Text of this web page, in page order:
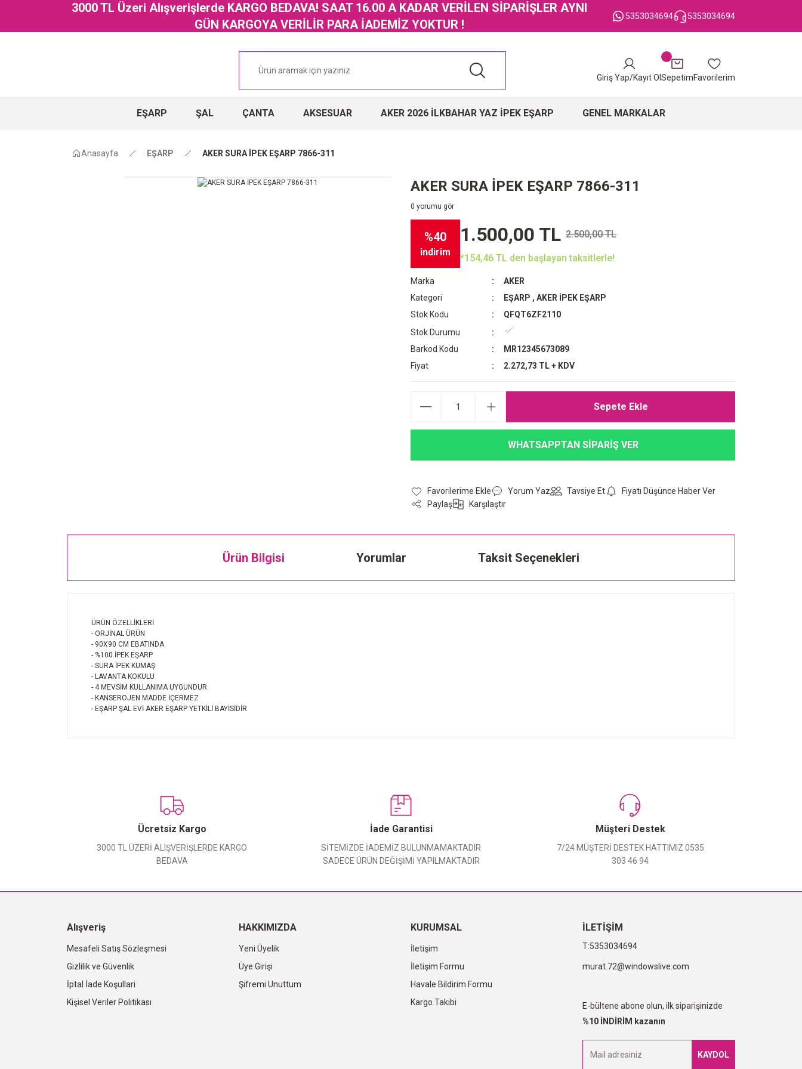
3000 TL Üzeri Alışverişlerde KARGO BEDAVA! SAAT 16.00 A KADAR VERİLEN SİPARİŞLER AYNI
GÜN KARGOYA VERİLİR PARA İADEMİZ YOKTUR !
5353034694 5353034694
Giriş Yap/Kayıt Ol SepetimFavorilerim
EŞARP ŞAL ÇANTA AKSESUAR AKER 2026 İLKBAHAR YAZ İPEK EŞARP GENEL MARKALAR
Anasayfa EŞARP AKER SURA İPEK EŞARP 7866-311
AKER SURA İPEK EŞARP 7866-311
0 yorumu gör
%40
indirim
1.500,00 TL 2.500,00 TL
*154,46 TL den başlayan taksitlerle!
Marka
AKER
Kategori
EŞARP , AKER İPEK EŞARP
Stok Kodu
QFQT6ZF2110
Stok Durumu
Barkod Kodu
MR12345673089
Fiyat
2.272,73 TL + KDV
Sepete Ekle
WHATSAPPTAN SİPARİŞ VER
Yorum Yaz Tavsiye Et
Fiyatı Düşünce Haber Ver
Paylaş
Karşılaştır
Ürün Bilgisi Yorumlar Taksit Seçenekleri
ÜRÜN ÖZELLİKLERİ
- ORJİNAL ÜRÜN
- 90X90 CM EBATINDA
- %100 İPEK EŞARP
- SURA İPEK KUMAŞ
- LAVANTA KOKULU
- 4 MEVSİM KULLANIMA UYGUNDUR
- KANSEROJEN MADDE İÇERMEZ
- EŞARP ŞAL EVİ AKER EŞARP YETKİLİ BAYİSİDİR
Yorum Yaz
Ücretsiz Kargo
3000 TL ÜZERİ ALIŞVERİŞLERDE KARGO
BEDAVA
İade Garantisi
SİTEMİZDE İADEMİZ BULUNMAMAKTADIR
SADECE ÜRÜN DEĞİŞİMİ YAPILMAKTADIR
Müşteri Destek
7/24 MÜŞTERİ DESTEK HATTIMIZ 0535
303 46 94
Alışveriş
Mesafeli Satış Sözleşmesi
Gizlilik ve Güvenlik
İptal İade Koşullari
Kişisel Veriler Politikası
HAKKIMIZDA
Yeni Üyelik
Üye Girişi
Şifremi Unuttum
KURUMSAL
İletişim
İletişim Formu
Havale Bildirim Formu
Kargo Takibi
İLETİŞİM
5353034694
murat.72@windowslive.com
E-bültene abone olun, ilk siparişinizde
%10 İNDİRİM kazanın
KAYDOL